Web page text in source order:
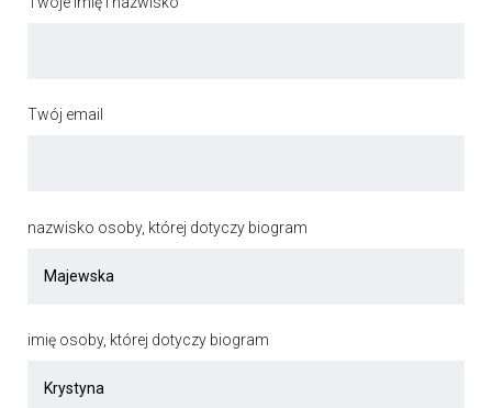
Twój email
nazwisko osoby, której dotyczy biogram
imię osoby, której dotyczy biogram